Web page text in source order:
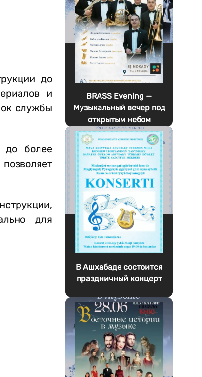
до
и
службы
до более
для
BRASS Evening —
Музыкальный вечер под
открытым небом
В Ашхабаде состоится
праздничный концерт